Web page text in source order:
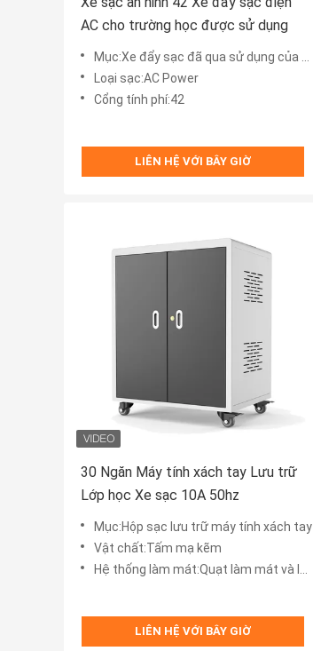
AC cho trường học được sử dụng
Mục:Xe đẩy sạc đã qua sử dụng của trường học
Loại sạc:AC Power
Cổng tính phí:42
LIÊN HỆ VỚI BÂY GIỜ
30 Ngăn Máy tính xách tay Lưu trữ
Lớp học Xe sạc 10A 50hz
Mục:Hộp sạc lưu trữ máy tính xách tay
Vật chất:Tấm mạ kẽm
Hệ thống làm mát:Quạt làm mát và lỗ thông gió
LIÊN HỆ VỚI BÂY GIỜ